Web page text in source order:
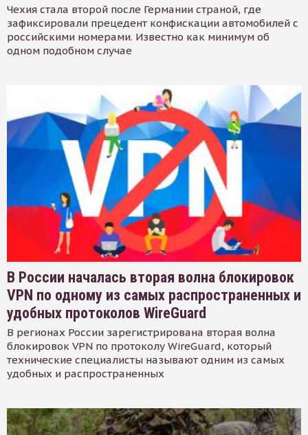
Чехия стала второй после Германии страной, где
зафиксировали прецедент конфискации автомобилей с
российскими номерами. Известно как минимум об
одном подобном случае
В России началась вторая волна блокировок
VPN по одному из самых распространенных и
удобных протоколов WireGuard
В регионах России зарегистрирована вторая волна
блокировок VPN по протоколу WireGuard, который
технические специалисты называют одним из самых
удобных и распространенных